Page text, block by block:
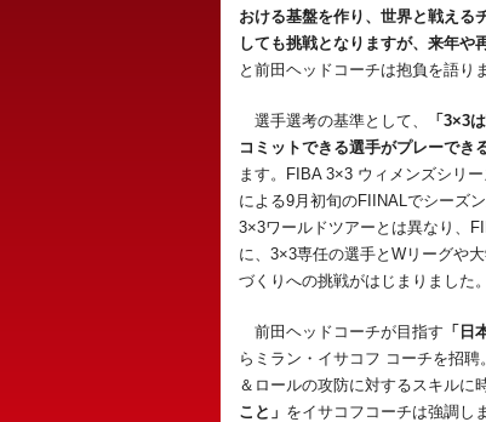
おける基盤を作り、世界と戦える
しても挑戦となりますが、来年や
と前田ヘッドコーチは抱負を語り
選手選考の基準として、
「3×3
コミットできる選手がプレーでき
ます。FIBA 3×3 ウィメンズシリ
による9月初旬のFIINALでシーズ
3×3ワールドツアーとは異なり、
に、3×3専任の選手とWリーグや
づくりへの挑戦がはじまりました。
前田ヘッドコーチが目指す 「日
らミラン・イサコフ コーチを招
＆ロールの攻防に対するスキルに
こと」 をイサコフコーチは強調し